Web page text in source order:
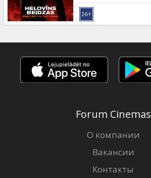
Forum Cinemas
О компании
Вакансии
Контакты